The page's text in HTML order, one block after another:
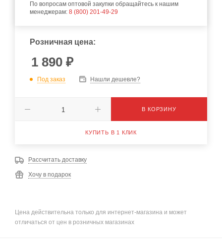
По вопросам оптовой закупки обращайтесь к нашим
менеджерам: 8 (800) 201-49-29
Розничная цена:
1 890 ₽
Под заказ Нашли дешевле?
В КОРЗИНУ
КУПИТЬ В 1 КЛИК
Рассчитать доставку
Хочу в подарок
Цена действительна только для интернет-магазина и может
отличаться от цен в розничных магазинах